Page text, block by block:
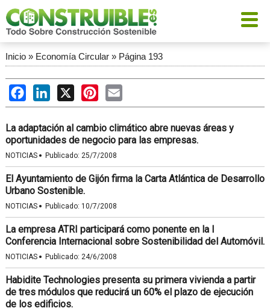
Inicio» Economía Circular» Página 193
FacebookLinkedIn
X PinterestEmail
La adaptación al cambio climático abre nuevas áreas y
oportunidades de negocio para las empresas.
NOTICIAS · Publicado: 25/7/2008
El Ayuntamiento de Gijón firma la Carta Atlántica de Desarrollo
Urbano Sostenible.
NOTICIAS · Publicado: 10/7/2008
La empresa ATRI participará como ponente en la I
Conferencia Internacional sobre Sostenibilidad del Automóvil.
NOTICIAS · Publicado: 24/6/2008
Habidite Technologies presenta su primera vivienda a partir
de tres módulos que reducirá un 60% el plazo de ejecución
de los edificios.